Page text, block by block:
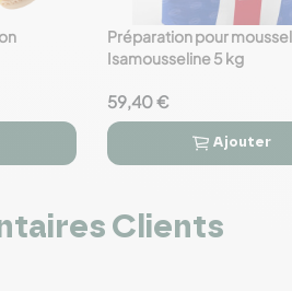
favorite_border
Préparation pour
Isamousseline 5 kg
59,40 €
 
Ajouter
Clients